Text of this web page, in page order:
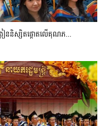
ននិស្សិតផ្តោតលើគុណភ...